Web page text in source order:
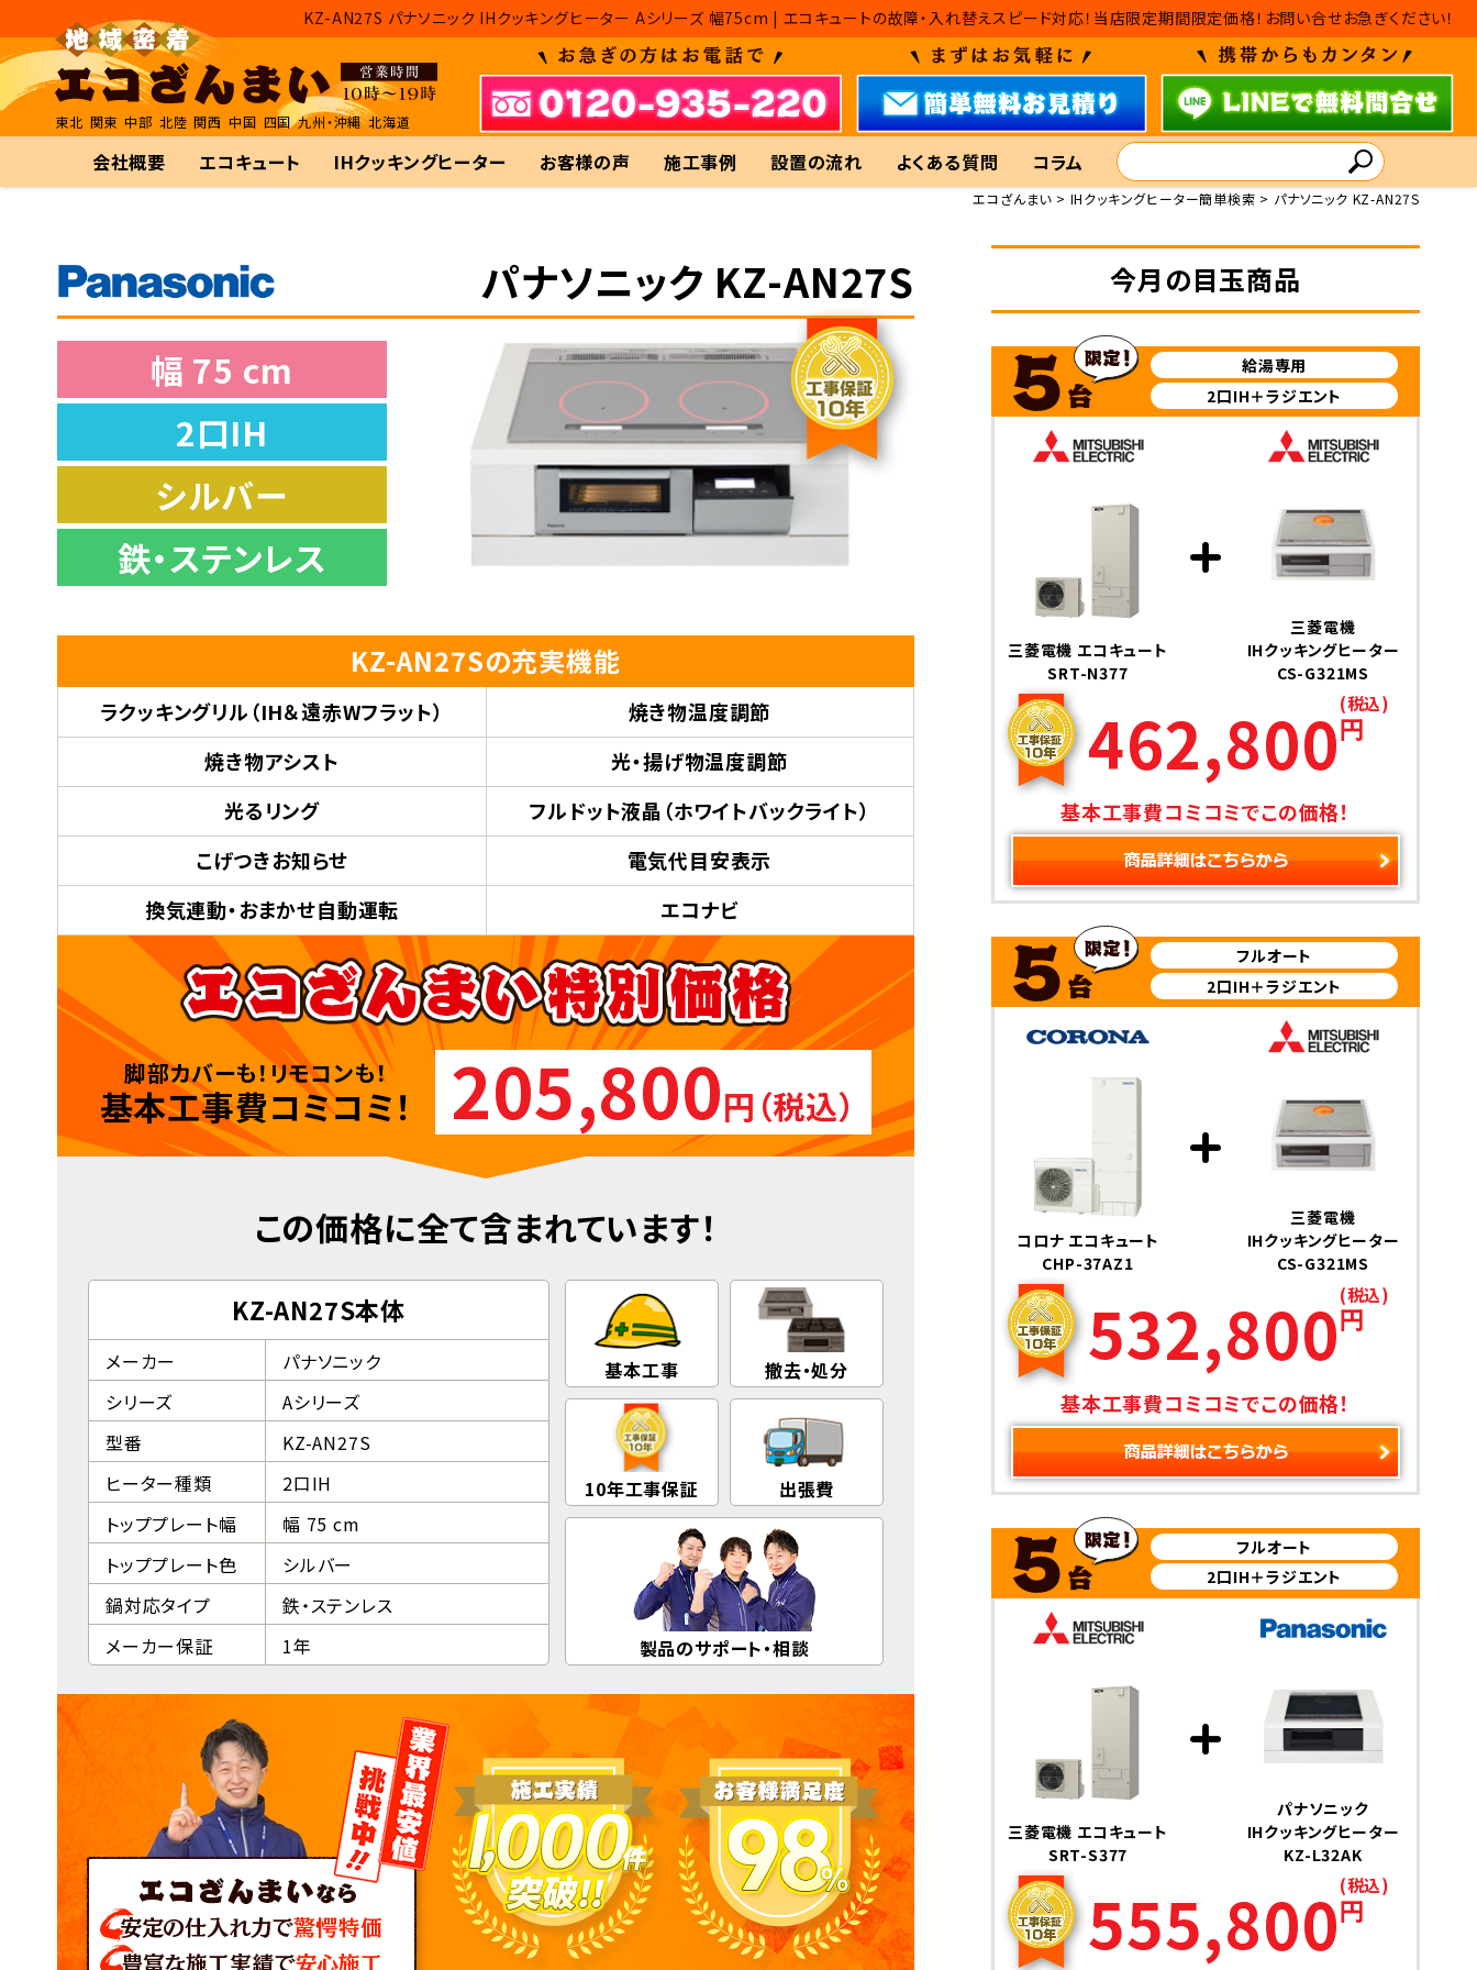
KZ-AN27S パナソニック IHクッキングヒーター Aシリーズ 幅75cm | エコキュートの故障・入れ替えスピード対応！当店限定期間限定価格！お問い合せお急ぎください！
東北 関東 中部 北陸 関西 中国 四国 九州・沖縄 北海道
会社概要 エコキュート IHクッキングヒーター お客様の声 施工事例 設置の流れ よくある質問 コラム
エコざんまい IHクッキングヒーター簡単検索 パナソニック KZ-AN27S
パナソニック KZ-AN27S
幅 75 cm
2口IH
シルバー
鉄・ステンレス
KZ-AN27Sの充実機能
ラクッキングリル （IH＆遠赤Wフラット）
焼き物温度調節
焼き物アシスト
光・揚げ物温度調節
光るリング
フルドット液晶 （ホワイトバックライト）
こげつきお知らせ
電気代目安表示
換気連動・おまかせ自動運転
エコナビ
脚部カバーも！リモコンも！
基本工事費コミコミ！ 205,800円（税込）
この価格に全て含まれています！
KZ-AN27S本体
メーカー
パナソニック
シリーズ
Aシリーズ
型番
KZ-AN27S
ヒーター種類
2口IH
トッププレート幅
幅 75 cm
トッププレート色
シルバー
鍋対応タイプ
鉄・ステンレス
メーカー保証
1年
基本工事 撤去・処分
10年工事保証 出張費
製品のサポート・相談
今月の目玉商品
給湯専用
2口IH＋ラジエント
三菱電機 エコキュート
SRT-N377
三菱電機
IHクッキングヒーター
CS-G321MS
462,800円
(税込)
基本工事費コミコミでこの価格！
フルオート
2口IH＋ラジエント
コロナ エコキュート
CHP-37AZ1
三菱電機
IHクッキングヒーター
CS-G321MS
532,800円
(税込)
基本工事費コミコミでこの価格！
フルオート
2口IH＋ラジエント
三菱電機 エコキュート
SRT-S377
パナソニック
IHクッキングヒーター
KZ-L32AK
555,800円
(税込)